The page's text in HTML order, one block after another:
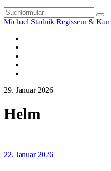
Michael Stadnik Regisseur &
29. Januar 2026
Helm
22. Januar 2026